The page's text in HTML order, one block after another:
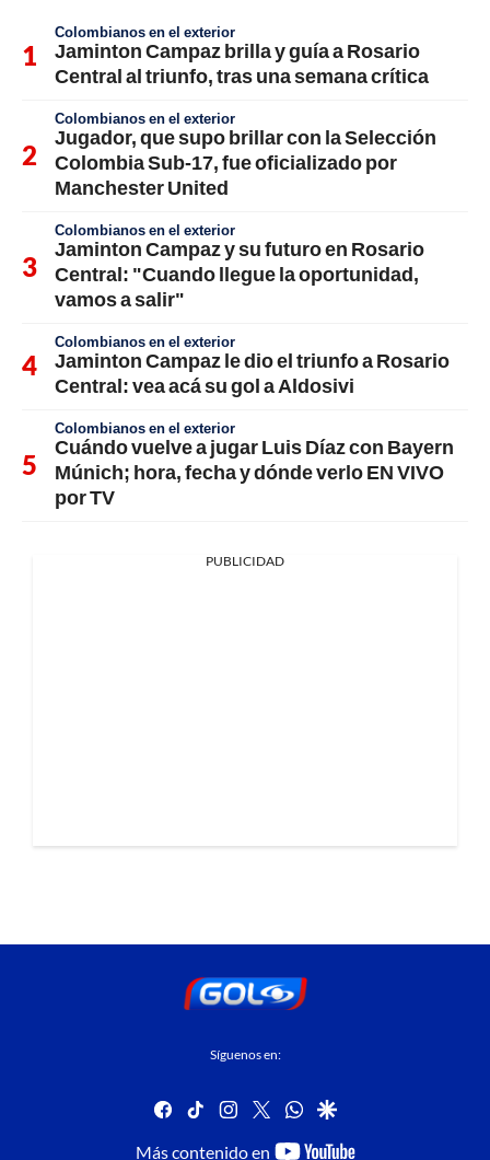
Colombianos en el exterior
Jaminton Campaz brilla y guía a Rosario
Central al triunfo, tras una semana crítica
Colombianos en el exterior
Jugador, que supo brillar con la Selección
Colombia Sub-17, fue oficializado por
Manchester United
Colombianos en el exterior
Jaminton Campaz y su futuro en Rosario
Central: "Cuando llegue la oportunidad,
vamos a salir"
Colombianos en el exterior
Jaminton Campaz le dio el triunfo a Rosario
Central: vea acá su gol a Aldosivi
Colombianos en el exterior
Cuándo vuelve a jugar Luis Díaz con Bayern
Múnich; hora, fecha y dónde verlo EN VIVO
por TV
PUBLICIDAD
Síguenos en:
facebook
tiktok instagram
twitterwhatsapp
google
Más contenido en
youtube-